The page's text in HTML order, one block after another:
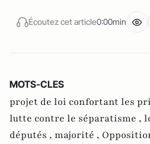
Écoutez cet article0:00min
MOTS-CLES
projet de loi confortant les
lutte contre le séparatisme ,
députés , majorité ,